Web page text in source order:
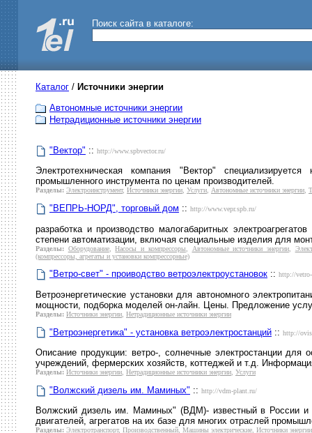
Поиск сайта в каталоге:
Каталог / Источники энергии
Автономные источники энергии
Нетрадиционные источники энергии
"Вектор" :: http://www.spbvector.ru/
Электротехническая компания "Вектор"
промышленного инструмента по ценам производителей.
Разделы: Электроинструмент, Источники энергии, Услуги, Автономные источники энергии,
"ВЕПРЬ-НОРД", торговый дом :: http://www.vepr.spb.ru/
разработка и производство малогабаритных
степени автоматизации, включая специальные изделия для
Разделы: Оборудование,Насосы и компрессоры Автономные источники энергии,
(компрессоры, агрегаты и установки компрессорные)
"Ветро-свет" - проиводство ветроэлектроустановок :: http://
Ветроэнергетические установки для автономного
мощности, подборка моделей он-лайн. Цены. Предложение
Разделы: Источники энергии Нетрадиционные источники энергии
"Ветроэнергетика" - установка ветроэлектростанций :: http://
Описание продукции: ветро-, cолнечные электростанции для
учреждений, фермерских хозяйств, коттеджей и т.д.
Разделы: Источники энергии Нетрадиционные источники энергии Услуги
"Волжский дизель им. Маминых" :: http://vdm-plant.ru/
Волжский дизель им. Маминых" (ВДМ)- известный в России и
двигателей, агрегатов на их базе для многих отраслей
Разделы: Электротранспорт, Производственный, Машины электрические, Источники энергии